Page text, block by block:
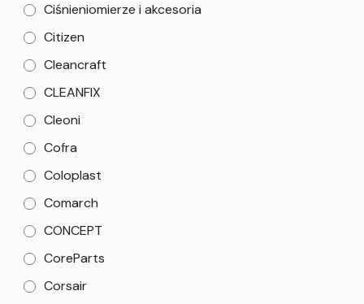
Ciśnieniomierze i akcesoria
Citizen
Cleancraft
CLEANFIX
Cleoni
Cofra
Coloplast
Comarch
CONCEPT
CoreParts
Corsair